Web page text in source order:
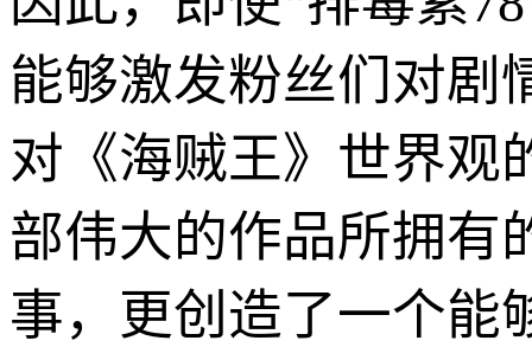
能够激发粉丝们对剧
对《海贼王》世界观
部伟大的作品所拥
事，更创造了一个能